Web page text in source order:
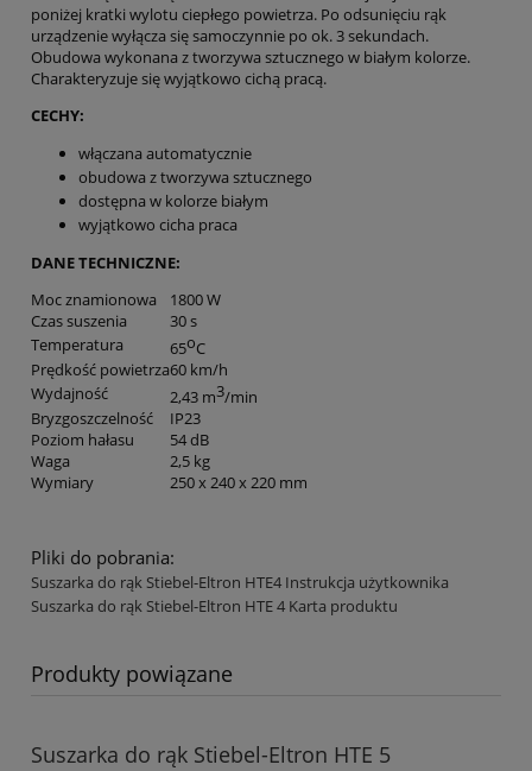
poniżej kratki wylotu ciepłego powietrza. Po odsunięciu rąk
urządzenie wyłącza się samoczynnie po ok. 3 sekundach.
Obudowa wykonana z tworzywa sztucznego w białym kolorze.
Charakteryzuje się wyjątkowo cichą pracą.
CECHY:
włączana automatycznie
obudowa z tworzywa sztucznego
dostępna w kolorze białym
wyjątkowo cicha praca
DANE TECHNICZNE:
Moc znamionowa
1800 W
Czas suszenia
30 s
Temperatura
65oC
Prędkość powietrza60 km/h
Wydajność
2,43 m3/min
Bryzgoszczelność
IP23
Poziom hałasu
54 dB
Waga
2,5 kg
Wymiary
250 x 240 x 220 mm
Pliki do pobrania:
Suszarka do rąk Stiebel-Eltron HTE4 Instrukcja użytkownika
Suszarka do rąk Stiebel-Eltron HTE 4 Karta produktu
Produkty powiązane
Suszarka do rąk Stiebel-Eltron HTE 5